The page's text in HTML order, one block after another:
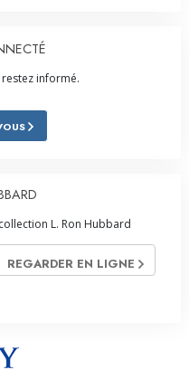
restez informé.
L. Ron Hubbard
REGARDER EN LIGNE